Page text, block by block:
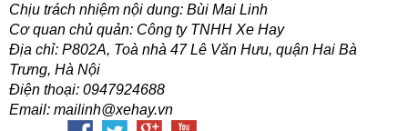
Chịu trách nhiệm nội dung: Bùi Mai Linh
Cơ quan chủ quản: Công ty TNHH Xe Hay
Địa chỉ: P802A, Toà nhà 47 Lê Văn Hưu, quận Hai Bà
Trưng, Hà Nội
Điện thoại: 0947924688
Email: mailinh@xehay.vn